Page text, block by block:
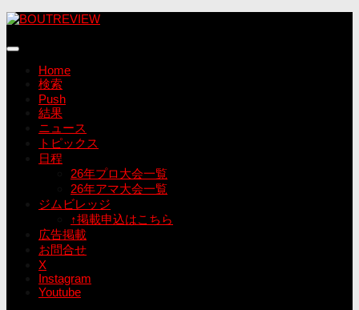
コ
テ
Home
検索
Push
結果
ニュース
トピックス
日程
26年プロ大会一覧
26年アマ大会一覧
ジムビレッジ
↑掲載申込はこちら
広告掲載
お問合せ
X
Instagram
Youtube